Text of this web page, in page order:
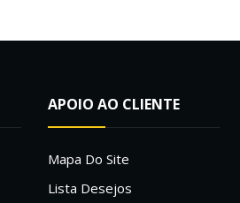
APOIO AO CLIENTE
Mapa Do Site
Lista Desejos